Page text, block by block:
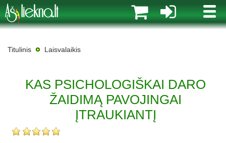
MENIU
Titulinis Laisvalaikis
KAS PSICHOLOGIŠKAI DARO
ŽAIDIMĄ PAVOJINGAI
ĮTRAUKIANTĮ